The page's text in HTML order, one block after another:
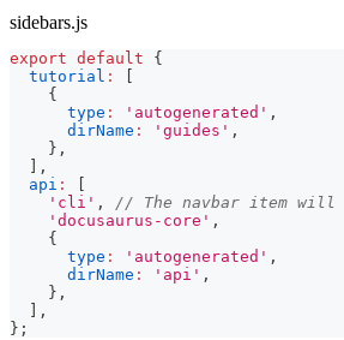
sidebars.js
export default
{
tutorial :
{
type : 'autogenerated' ,
dirName : 'guides' ,
} ,
,
api :
'cli' ,
// The navbar item
'docusaurus-core' ,
{
type : 'autogenerated' ,
dirName : 'api' ,
} ,
,
} ;